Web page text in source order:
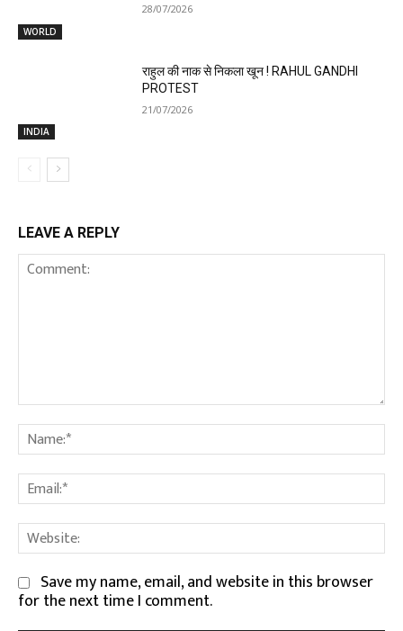
WORLD
28/07/2026
INDIA
राहुल की नाक से निकला खून ! RAHUL GANDHI
PROTEST
21/07/2026
LEAVE A REPLY
Comment:
Save my name, email, and website in this browser
for the next time I comment.